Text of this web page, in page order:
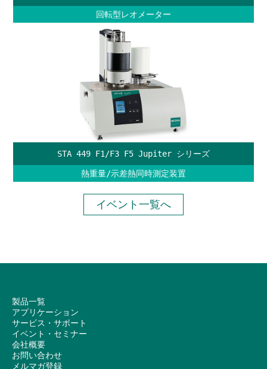
回転型レオメーター
STA 449 F1/F3 F5 Jupiter シリーズ
熱重量/示差熱同時測定装置
イベント一覧へ
製品一覧
アプリケーション
サービス・サポート
イベント・セミナー
会社概要
お問い合わせ
メルマガ登録